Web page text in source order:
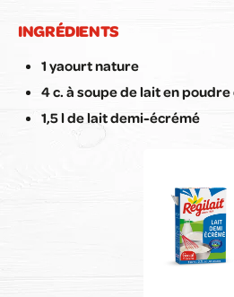
INGRÉDIENTS
1 yaourt nature
4 c. à soupe de lait en
1,5 l de lait demi-écrémé